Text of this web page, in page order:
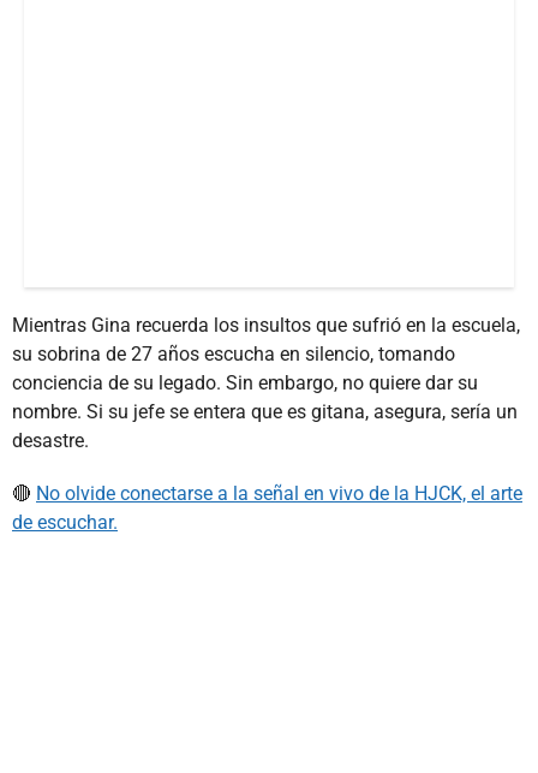
Mientras Gina recuerda los insultos que sufrió en la escuela,
su sobrina de 27 años escucha en silencio, tomando
conciencia de su legado. Sin embargo, no quiere dar su
nombre. Si su jefe se entera que es gitana, asegura, sería un
desastre.
🔴 No olvide conectarse a la señal en vivo de la HJCK, el arte
de escuchar.